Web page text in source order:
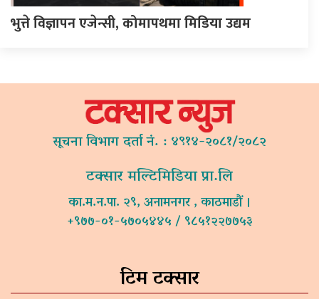
भुत्ते विज्ञापन एजेन्सी, कोमापथमा मिडिया उद्यम
सूचना विभाग दर्ता नं. : ४९१४-२०८१/२०८२
टक्सार मल्टिमिडिया प्रा.लि
का.म.न.पा. २९, अनामनगर , काठमाडौं ।
+९७७-०१-५७०५४४५ / ९८५१२२७७५३
टिम टक्सार